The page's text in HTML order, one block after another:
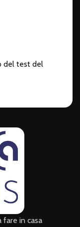
del test del
fare in casa